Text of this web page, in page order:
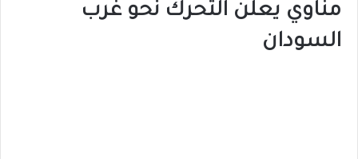
مناوي يعلن التحرك نحو غرب
السودان